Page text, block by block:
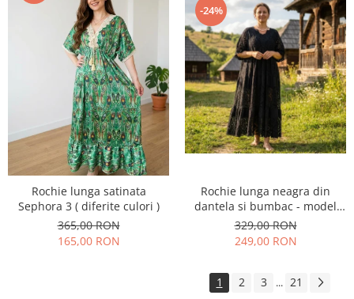
Rochie lunga satinata
Sephora 3 ( diferite culori )
365,00 RON
165,00 RON
-24%
Rochie lunga neagra din
dantela si bumbac - model
elegant vaporoasa
329,00 RON
249,00 RON
1 2 3 ... 21